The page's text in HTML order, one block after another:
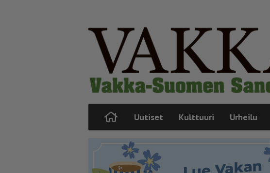
Uutiset Kulttuuri Urheilu